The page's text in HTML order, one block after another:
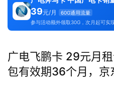
39元/月
60G通用流量
参与活动额外领取30G，次月起可实
广电飞鹏卡 29元月租
包有效期36个月，京